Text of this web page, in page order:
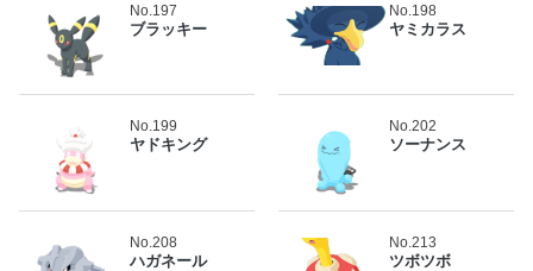
No.197
ブラッキー
No.198
ヤミカラス
No.199
ヤドキング
No.202
ソーナンス
No.208
ハガネール
No.213
ツボツボ